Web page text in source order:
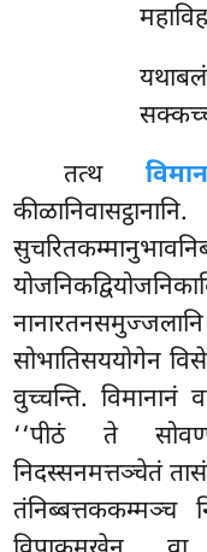
तत्थ
सोभातिसययोगेन
वुच्चन्ति. विमानानं
‘‘पीठं ते
निदस्सनमत्तञ्चेतं तासं
तंनिब्बत्तककम्मञ्च